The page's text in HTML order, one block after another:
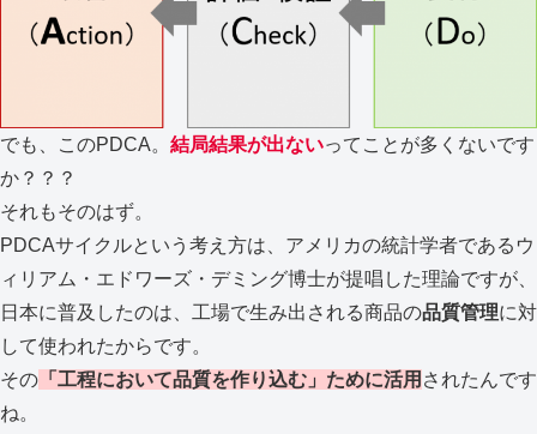
でも、このPDCA。 結局結果が出ないってことが多くないです
か？？？
それもそのはず。
PDCAサイクルという考え方は、アメリカの統計学者であるウ
ィリアム・エドワーズ・デミング博士が提唱した理論ですが、
日本に普及したのは、工場で生み出される商品の品質管理に対
して使われたからです。
その 「工程において品質を作り込む」ために活用 されたんです
ね。